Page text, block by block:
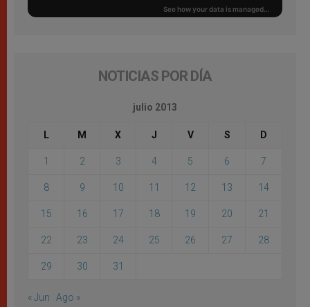
NOTICIAS POR DÍA
julio 2013
L M X J V S D
1 2 3 4 5 6 7
8 9 10 11 12 13 14
15 16 17 18 19 20 21
22 23 24 25 26 27 28
29 30 31
« Jun Ago »